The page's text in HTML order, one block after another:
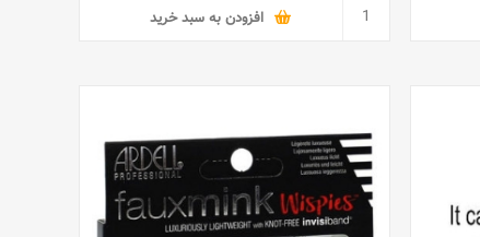
افزودن به سبد خرید